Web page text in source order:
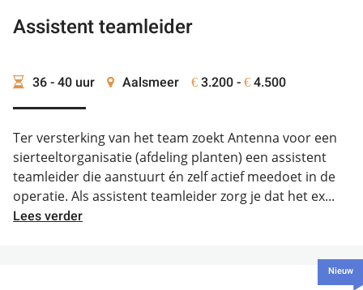
Assistent teamleider
36 - 40 uur Aalsmeer € 3.200 - € 4.500
Ter versterking van het team zoekt Antenna voor een
sierteeltorganisatie (afdeling planten) een assistent
teamleider die aanstuurt én zelf actief meedoet in de
operatie. Als assistent teamleider zorg je dat het ex...
Lees verder
Nieuw